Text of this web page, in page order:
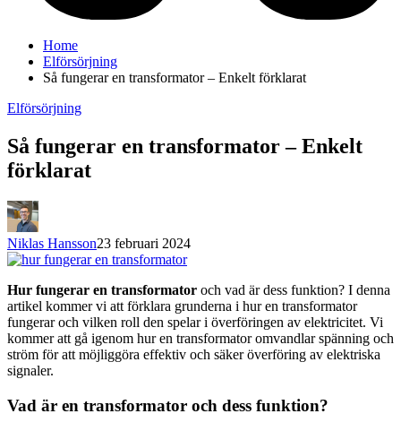
Home
Elförsörjning
Så fungerar en transformator – Enkelt förklarat
Elförsörjning
Så fungerar en transformator – Enkelt
förklarat
Niklas Hansson23 februari 2024
Hur fungerar en transformator och vad är dess funktion? I denna
artikel kommer vi att förklara grunderna i hur en transformator
fungerar och vilken roll den spelar i överföringen av elektricitet. Vi
kommer att gå igenom hur en transformator omvandlar spänning och
ström för att möjliggöra effektiv och säker överföring av elektriska
signaler.
Vad är en transformator och dess funktion?